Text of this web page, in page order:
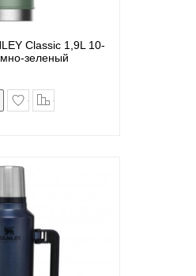
Classic 1,9L 10-
зеленый
в закладки